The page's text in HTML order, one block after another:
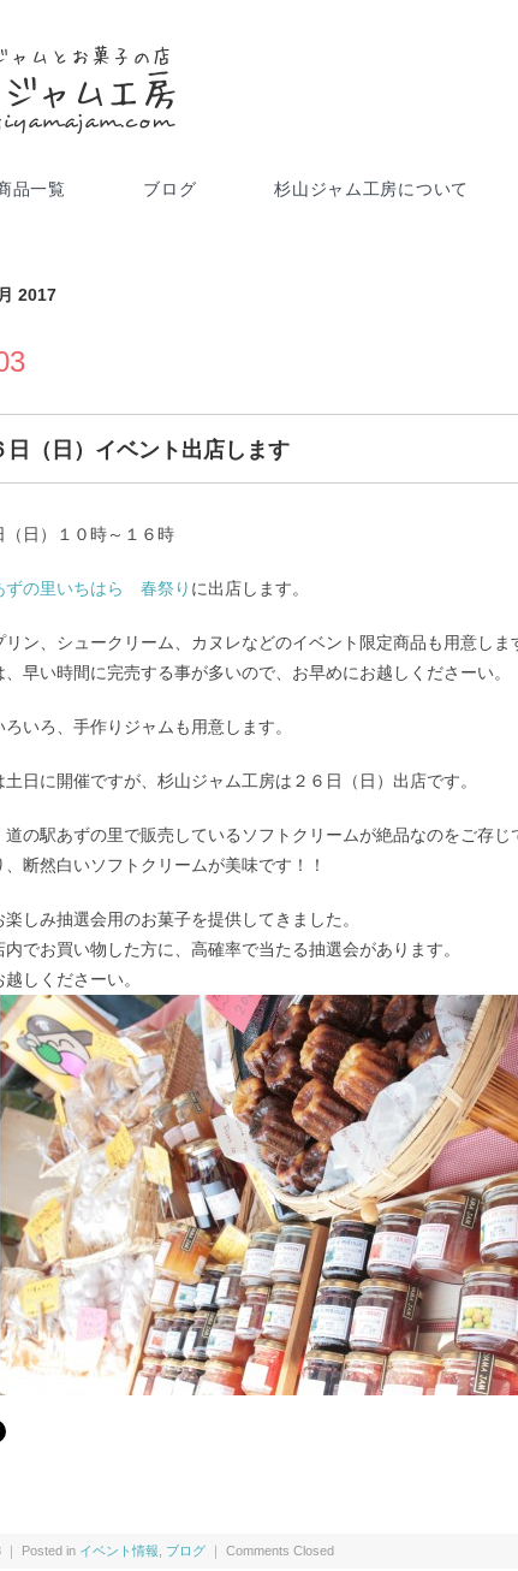
品一覧 ブログ 杉山ジャム工房について
2017
日（日）イベント出店します
（日）１０時～１６時
ずの里いちはら 春祭り に出店します。
リン、シュークリーム、カヌレなどのイベント限定商品も用意しま
、早い時間に完売する事が多いので、お早めにお越しくださーい。
いろ、手作りジャムも用意します。
日に開催ですが、杉山ジャム工房は２６日（日）出店です。
道の駅あずの里で販売しているソフトクリームが絶品なのをご存じ
断然白いソフトクリームが美味です！！
しみ抽選会用のお菓子を提供してきました。
内でお買い物した方に、高確率で当たる抽選会があります。
しくださーい。
｜ Posted in イベント情報 ブログ ｜ Comments Closed